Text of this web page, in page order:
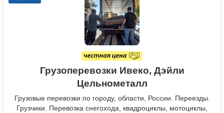
Грузоперевозки Ивеко, Дэйли
Цельнометалл
Грузовые перевозки по городу, области, России. Переезды.
Грузчики. Перевозка снегохода, квадроциклы, мотоциклы,